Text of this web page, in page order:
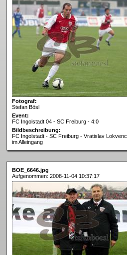
Fotograf:
Stefan Bösl
Event:
FC Ingolstadt 04 - SC Freiburg - 4:0
Bildbeschreibung:
FC Ingolstadt - SC Freiburg - Vratislav Lokvenc
im Alleingang
BOE_6646.jpg
Aufgenommen: 2008-11-04 10:37:17